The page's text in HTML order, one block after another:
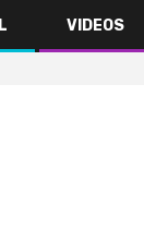
VIDEOS